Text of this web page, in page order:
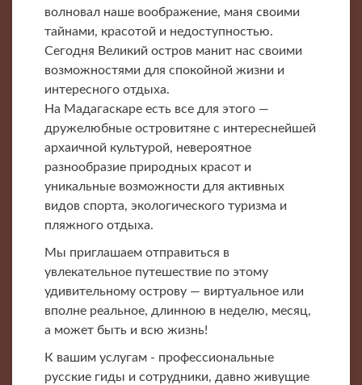
волновал наше воображение, маня своими
тайнами, красотой и недоступностью.
Сегодня Великий остров манит нас своими
возможностями для спокойной жизни и
интересного отдыха.
На Мадагаскаре есть все для этого —
дружелюбные островитяне с интереснейшей
архаичной культурой, невероятное
разнообразие природных красот и
уникальные возможности для активных
видов спорта, экологического туризма и
пляжного отдыха.
Мы приглашаем отправиться в
увлекательное путешествие по этому
удивительному острову — виртуальное или
вполне реальное, длинною в неделю, месяц,
а может быть и всю жизнь!
К вашим услугам - профессиональные
русские гиды и сотрудники, давно живущие